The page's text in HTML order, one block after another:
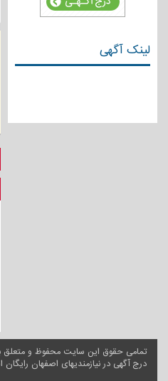
لینک آگهی
تمامی حقوق این سایت محفوظ و متعلق
درج آگهی در نیازمندیهای اصفهان